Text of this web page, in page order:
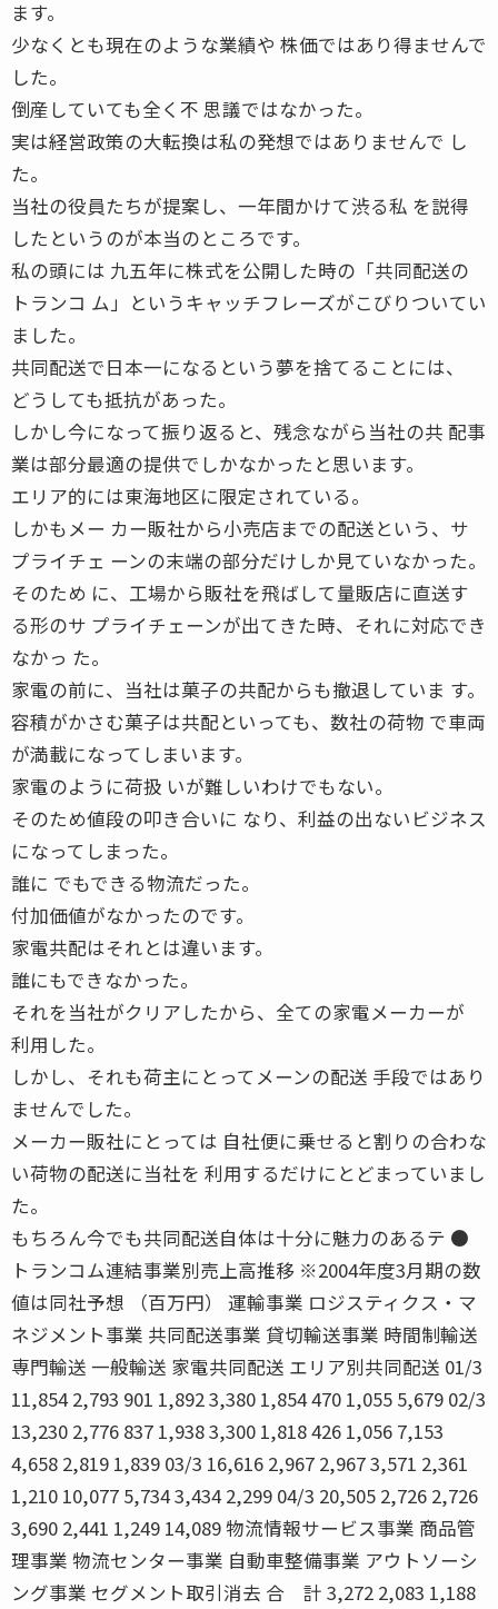
ます。
少なくとも現在のような業績や 株価ではあり得ませんで
した。
倒産していても全く不 思議ではなかった。
実は経営政策の大転換は私の発想ではありませんで し
た。
当社の役員たちが提案し、一年間かけて渋る私 を説得
したというのが本当のところです。
私の頭には 九五年に株式を公開した時の「共同配送の
トランコ ム」というキャッチフレーズがこびりついてい
ました。
共同配送で日本一になるという夢を捨てることには、
どうしても抵抗があった。
しかし今になって振り返ると、残念ながら当社の共 配事
業は部分最適の提供でしかなかったと思います。
エリア的には東海地区に限定されている。
しかもメー カー販社から小売店までの配送という、サ
プライチェ ーンの末端の部分だけしか見ていなかった。
そのため に、工場から販社を飛ばして量販店に直送す
る形のサ プライチェーンが出てきた時、それに対応でき
なかっ た。
家電の前に、当社は菓子の共配からも撤退していま す。
容積がかさむ菓子は共配といっても、数社の荷物 で車両
が満載になってしまいます。
家電のように荷扱 いが難しいわけでもない。
そのため値段の叩き合いに なり、利益の出ないビジネス
になってしまった。
誰に でもできる物流だった。
付加価値がなかったのです。
家電共配はそれとは違います。
誰にもできなかった。
それを当社がクリアしたから、全ての家電メーカーが
利用した。
しかし、それも荷主にとってメーンの配送 手段ではあり
ませんでした。
メーカー販社にとっては 自社便に乗せると割りの合わな
い荷物の配送に当社を 利用するだけにとどまっていまし
た。
もちろん今でも共同配送自体は十分に魅力のあるテ ●
トランコム連結事業別売上高推移 ※2004年度3月期の数
値は同社予想 （百万円） 運輸事業 ロジスティクス・マ
ネジメント事業 共同配送事業 貸切輸送事業 時間制輸送
専門輸送 一般輸送 家電共同配送 エリア別共同配送 01/3
11,854 2,793 901 1,892 3,380 1,854 470 1,055 5,679 02/3
13,230 2,776 837 1,938 3,300 1,818 426 1,056 7,153
4,658 2,819 1,839 03/3 16,616 2,967 2,967 3,571 2,361
1,210 10,077 5,734 3,434 2,299 04/3 20,505 2,726 2,726
3,690 2,441 1,249 14,089 物流情報サービス事業 商品管
理事業 物流センター事業 自動車整備事業 アウトソーシ
ング事業 セグメント取引消去 合 計 3,272 2,083 1,188